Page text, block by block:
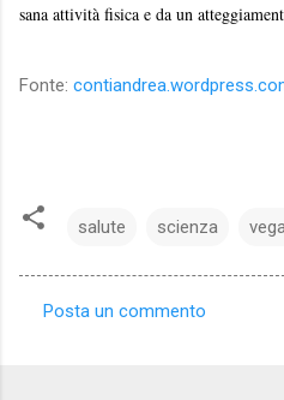
sana attività fisica e da un
Fonte:
salute scienza
Posta un commento